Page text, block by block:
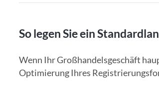
So legen Sie ein
Wenn Ihr Großhandelsgeschäft
Optimierung Ihres